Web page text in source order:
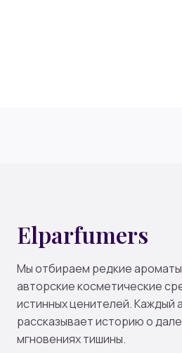
Elparfumers
Мы отбираем редкие
авторские косметические
истинных ценителей. Каждый
рассказывает историю о
мгновениях тишины.